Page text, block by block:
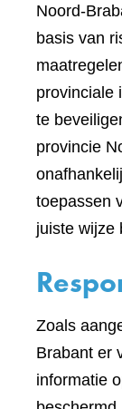
Noord-
basis van
provinciale
te
provincie
toepassen
juiste wijze
Zoals
Brabant er
informatie